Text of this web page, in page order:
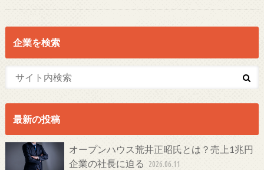
企業を検索
最新の投稿
オープンハウス荒井正昭氏とは？売上1兆円
企業の社長に迫る
2026.06.11